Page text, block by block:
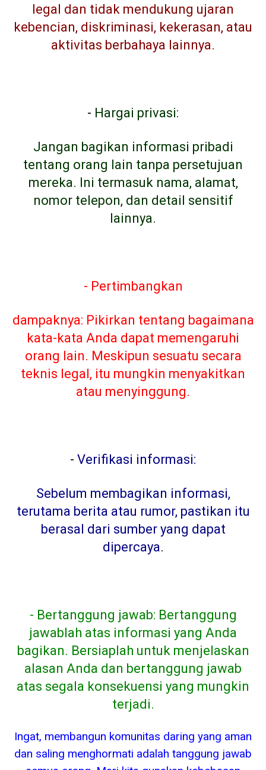
legal dan tidak mendukung ujaran
kebencian, diskriminasi, kekerasan, atau
aktivitas berbahaya lainnya.
- Hargai privasi:
Jangan bagikan informasi pribadi
tentang orang lain tanpa persetujuan
mereka. Ini termasuk nama, alamat,
nomor telepon, dan detail sensitif
lainnya.
- Pertimbangkan
dampaknya: Pikirkan tentang bagaimana
kata-kata Anda dapat memengaruhi
orang lain. Meskipun sesuatu secara
teknis legal, itu mungkin menyakitkan
atau menyinggung.
- Verifikasi informasi:
Sebelum membagikan informasi,
terutama berita atau rumor, pastikan itu
berasal dari sumber yang dapat
dipercaya.
- Bertanggung jawab: Bertanggung
jawablah atas informasi yang Anda
bagikan. Bersiaplah untuk menjelaskan
alasan Anda dan bertanggung jawab
atas segala konsekuensi yang mungkin
terjadi.
Ingat, membangun komunitas daring yang aman
dan saling menghormati adalah tanggung jawab